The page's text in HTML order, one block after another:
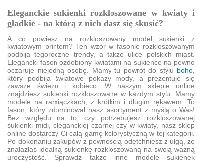
Eleganckie sukienki rozkloszowane w kwiaty i
gładkie - na którą z nich dasz się skusić?
A co powiesz na rozkloszowany model sukienki z
kwiatowym printem? Ten wzór w fasonie rozkloszowanym
podbija tegoroczne trendy, a także ulice polskich miast.
Elegancki fason ozdobiony kwiatami na sukience na pewno
oczaruje niejedną osobę. Mamy tu powrót do stylu boho
który podbija światowe pokazy mody, a prezentuje się
zawsze świeżo i kobieco. W naszym sklepie online
znajdziesz sukienki rozkloszowane w każdym stylu. Mamy
modele na ramiączkach, z krótkim i długim rękawem. To
fason, który zdominował nasz asortyment z myślą o Was!
Bez względu na to, czy potrzebujesz rozkloszowanej
sukienki midi, eleganckiej czarnej czy w kwiaty, nasz sklep
online dostarczy Ci całą gamę kolorystyczną w tej kategorii.
Po dokonaniu zakupów z pewnością odetchniesz z ulgą, że
znalazłaś idealną sukienkę rozkloszowaną na swoją ważną
uroczystość. Sprawdź także inne modele sukienek